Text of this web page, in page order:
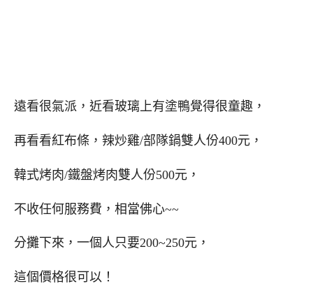
遠看很氣派，近看玻璃上有塗鴨覺得很童趣，
再看看紅布條，辣炒雞/部隊鍋雙人份400元，
韓式烤肉/鐵盤烤肉雙人份500元，
不收任何服務費，相當佛心~~
分攤下來，一個人只要200~250元，
這個價格很可以！